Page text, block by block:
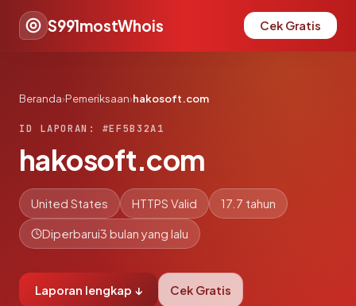
S991mostWhois Cek Gratis
Beranda›Pemeriksaan›hakosoft.com
ID LAPORAN: #EF5B32A1
hakosoft.com
United States HTTPS Valid 17.7 tahun
Diperbarui3 bulan yang lalu
Laporan lengkap ↓ Cek Gratis